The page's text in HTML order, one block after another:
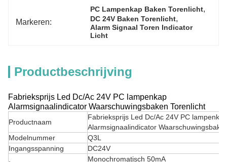
Markeren:
PC Lampenkap Baken Torenlicht,
DC 24V Baken Torenlicht,
Alarm Signaal Toren Indicator
Licht
Productbeschrijving
Fabrieksprijs Led Dc/Ac 24V PC lampenkap
Alarmsignaalindicator Waarschuwingsbaken Torenlicht
Productnaam
Fabrieksprijs Led Dc/Ac 24V PC lampenkap
Alarmsignaalindicator
Modelnummer
Q3L
Ingangsspanning
DC24V
Monochromatisch 50mA